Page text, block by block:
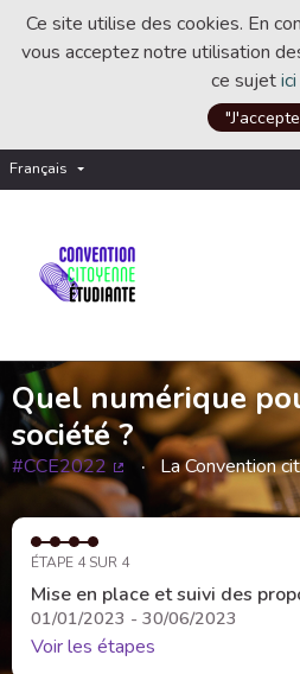
Ce site utilise des cookies. En
vous acceptez notre utilisation
ce sujetici
Français Choisir la langue
Quel numérique
société ?
#CCE2022
(Lien externe)
La Convention
ÉTAPE 4 SUR 4
Mise en place et suivi des
01/01/2023 - 30/06/2023
Voir les étapes